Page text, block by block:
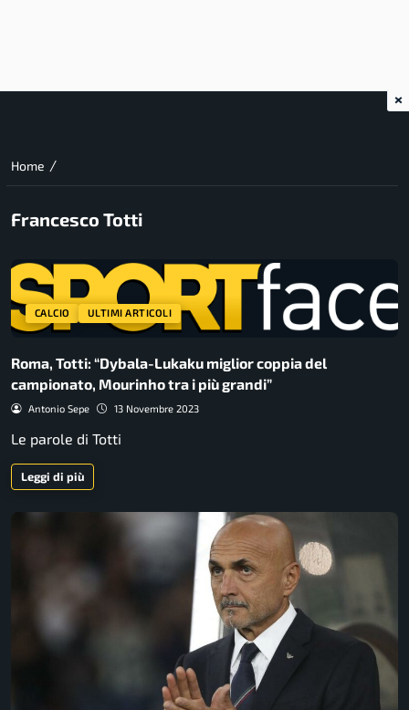
Home /
Francesco Totti
CALCIO ULTIMI ARTICOLI
Roma, Totti: “Dybala-Lukaku miglior coppia del
campionato, Mourinho tra i più grandi”
Antonio Sepe 13 Novembre 2023
Le parole di Totti
Leggi di più
×